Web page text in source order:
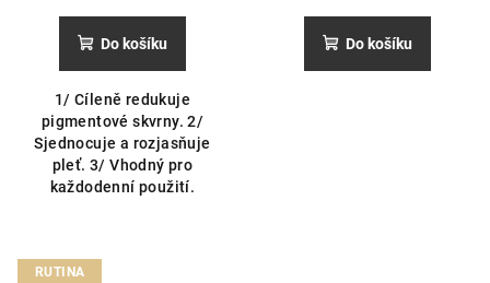
Do košíku
1/ Cíleně redukuje
pigmentové skvrny. 2/
Sjednocuje a rozjasňuje
pleť. 3/ Vhodný pro
každodenní použití.
Do košíku
RUTINA